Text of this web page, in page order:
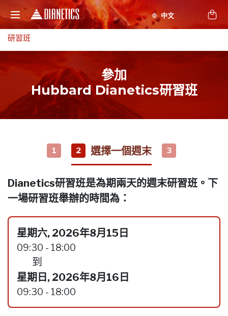
研習班
參加
Hubbard Dianetics研習班
1 2 選擇一個週末 3
Dianetics研習班是為期兩天的週末研習班。下
一場研習班舉辦的時間為：
星期六, 2026年8月15日
09:30 - 18:00
到
星期日, 2026年8月16日
09:30 - 18:00